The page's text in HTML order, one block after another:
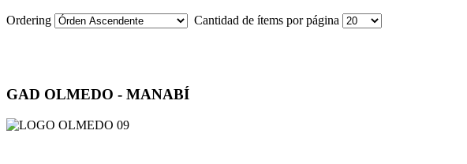
Ordering Cantidad de ítems por página
GAD OLMEDO - MANABÍ